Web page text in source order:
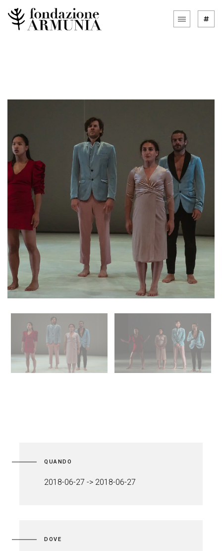
QUANDO
2018-06-27 -> 2018-06-27
DOVE